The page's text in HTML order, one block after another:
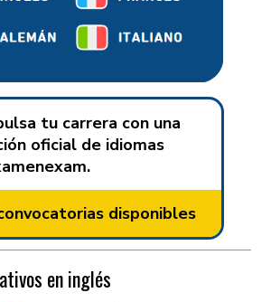
tu carrera con una
oficial de idiomas
disponibles
en inglés